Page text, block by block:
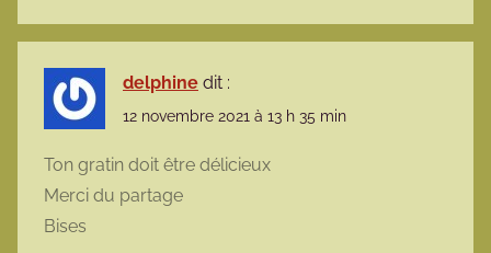
delphine dit :
12 novembre 2021 à 13 h 35 min
Ton gratin doit être délicieux
Merci du partage
Bises